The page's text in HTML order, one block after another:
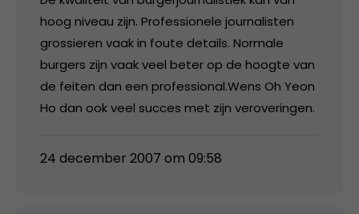
hoog niveau zijn. Professionele journalisten
grossieren vaak in foute details. Normale
burgers zijn vaak veel beter op de hoogte van
de feiten dan een professional.Wens Oh Yeon
Ho dan ook veel succes met zijn veroveringen.
24 december 2007 om 09:58